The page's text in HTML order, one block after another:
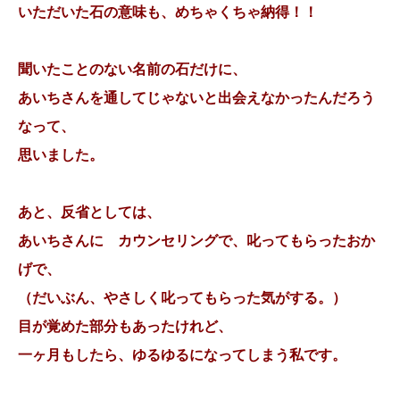
いただいた石の意味も、めちゃくちゃ納得！！
聞いたことのない名前の石だけに、
あいちさんを通してじゃないと出会えなかったんだろう
なって、
思いました。
あと、反省としては、
あいちさんに カウンセリングで、叱ってもらったおか
げで、
（だいぶん、やさしく叱ってもらった気がする。）
目が覚めた部分もあったけれど、
一ヶ月もしたら、ゆるゆるになってしまう私です。